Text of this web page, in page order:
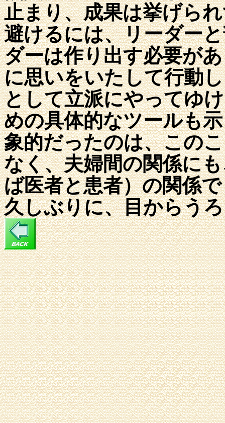
止まり、成果は挙げら
避けるには、リーダー
ダーは作り出す必要が
に思いをいたして行動
として立派にやってゆ
めの具体的なツールも
象的だったのは、この
なく、夫婦間の関係に
ば医者と患者）の関係
久しぶりに、目からう